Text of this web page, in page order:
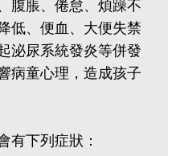
腹脹、倦怠、煩躁不
低、便血、大便失禁
泌尿系統發炎等併發
病童心理，造成孩子
有下列症狀：